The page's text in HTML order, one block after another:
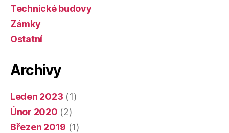
Technické budovy
Zámky
Ostatní
Archivy
Leden 2023 (1)
Únor 2020 (2)
Březen 2019 (1)